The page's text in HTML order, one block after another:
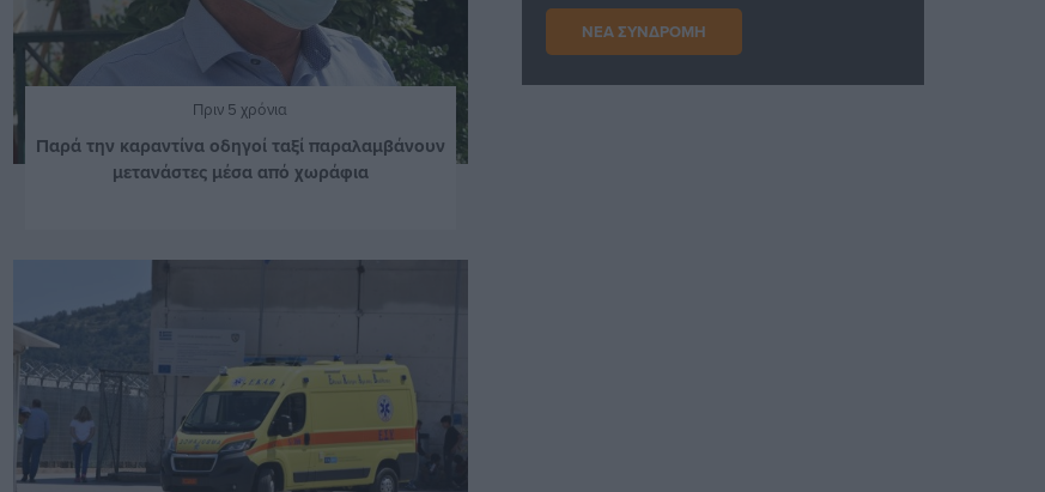
Πριν 5 χρόνια
Παρά την καραντίνα οδηγοί ταξί παραλαμβάνουν
μετανάστες μέσα από χωράφια
ΝΕΑ ΣΥΝΔΡΟΜΗ